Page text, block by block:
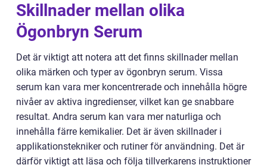
Skillnader mellan olika
Ögonbryn Serum
Det är viktigt att notera att det finns skillnader mellan
olika märken och typer av ögonbryn serum. Vissa
serum kan vara mer koncentrerade och innehålla högre
nivåer av aktiva ingredienser, vilket kan ge snabbare
resultat. Andra serum kan vara mer naturliga och
innehålla färre kemikalier. Det är även skillnader i
applikationstekniker och rutiner för användning. Det är
därför viktigt att läsa och följa tillverkarens instruktioner